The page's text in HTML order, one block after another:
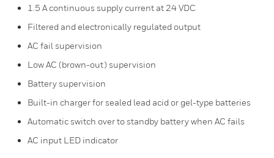
1.5 A continuous supply current at 24 VDC
Filtered and electronically regulated output
AC fail supervision
Low AC (brown-out) supervision
Battery supervision
Built-in charger for sealed lead acid or gel-type batteries
Automatic switch over to standby battery when AC fails
AC input LED indicator